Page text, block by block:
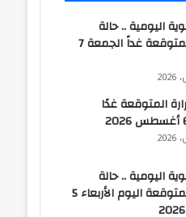
اليومية .. حالة
الطقس المتوقعة غداً الجمعة 7
المتوقعة غدًا
اليومية .. حالة
الطقس المتوقعة اليوم الأربعاء 5